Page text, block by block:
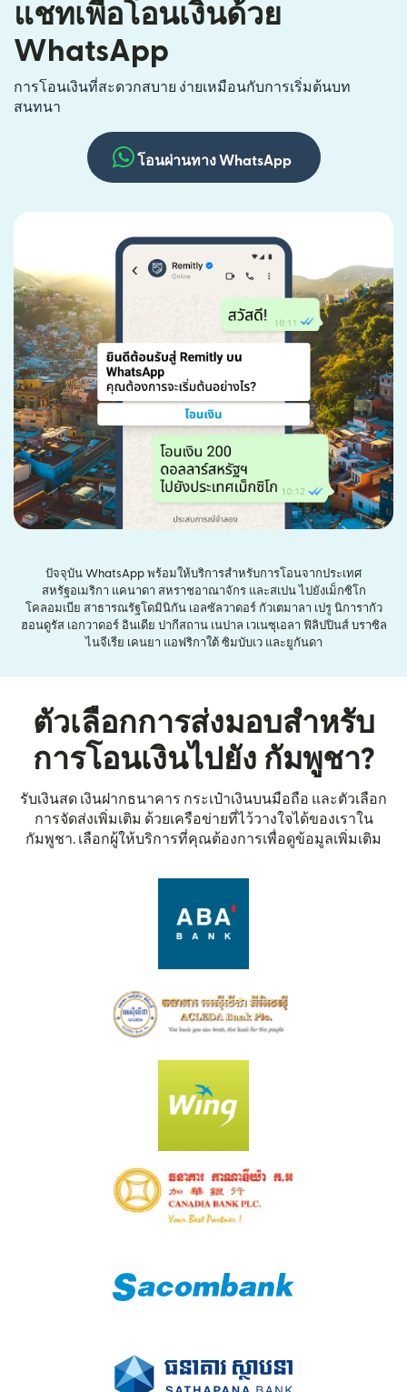
แชทเพื่อโอนเงินด้วย
WhatsApp
การโอนเงินที่สะดวกสบาย ง่ายเหมือนกับการเริ่มต้นบท
สนทนา
โอนผ่านทาง WhatsApp
ปัจจุบัน WhatsApp พร้อมให้บริการสำหรับการโอนจากประเทศ
สหรัฐอเมริกา แคนาดา สหราชอาณาจักร และสเปน ไปยังเม็กซิโก
โคลอมเบีย สาธารณรัฐโดมินิกัน เอลซัลวาดอร์ กัวเตมาลา เปรู นิการากัว
ฮอนดูรัส เอกวาดอร์ อินเดีย ปากีสถาน เนปาล เวเนซุเอลา ฟิลิปปินส์ บราซิล
ไนจีเรีย เคนยา แอฟริกาใต้ ซิมบับเว และยูกันดา
ตัวเลือกการส่งมอบสำหรับ
การโอนเงินไปยัง กัมพูชา?
รับเงินสด เงินฝากธนาคาร กระเป๋าเงินบนมือถือ และตัวเลือก
การจัดส่งเพิ่มเติม ด้วยเครือข่ายที่ไว้วางใจได้ของเราใน
กัมพูชา. เลือกผู้ให้บริการที่คุณต้องการเพื่อดูข้อมูลเพิ่มเติม